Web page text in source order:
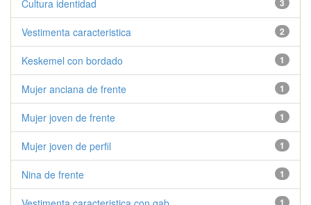
3
Cultura identidad
2
Vestimenta caracteristica
1
Keskemel con bordado
1
Mujer anciana de frente
1
Mujer joven de frente
1
Mujer joven de perfil
1
Nina de frente
1